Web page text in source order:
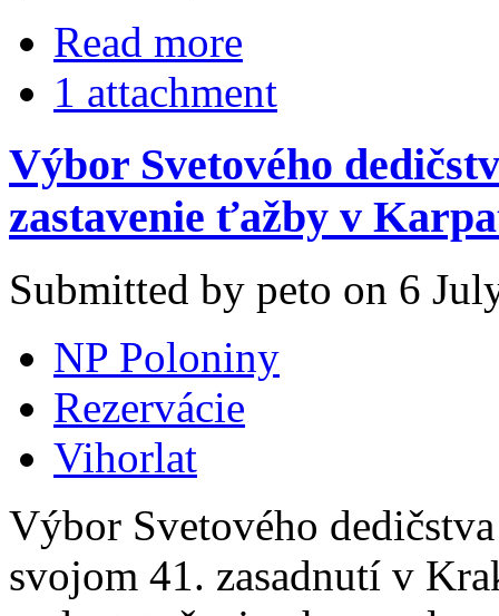
Read more
1 attachment
Výbor Svetového
zastavenie ťažby v
Submitted by peto on 6
NP Poloniny
Rezervácie
Vihorlat
Výbor Svetového
svojom 41. zasadnutí v